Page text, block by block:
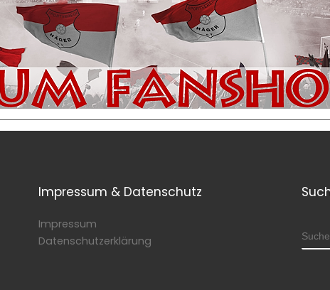
Impressum & Datenschutz
Impressum
Datenschutzerklärung